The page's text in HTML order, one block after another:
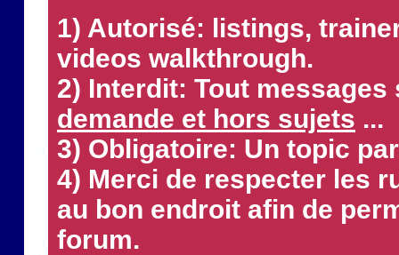
1) Autorisé: listings,
videos walkthrough.
2) Interdit: Tout
demande et hors sujets ...
3) Obligatoire: Un topic
4) Merci de respecter les
au bon endroit afin de
forum.